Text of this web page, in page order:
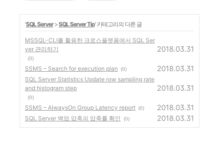
'SQL Server>SQL Server Tip' 카테고리의 다른 글
MSSQL-CLI를 활용한 크로스플랫폼에서 SQL Ser
ver 관리하기
(0)
2018.03.31
SSMS – Search for execution plan (0) 2018.03.31
SQL Server Statistics Update row sampling rate
and histogram step
(0)
2018.03.31
SSMS – AlwaysOn Group Latency report (0) 2018.03.31
SQL Server 백업 압축의 압축률 확인 (0) 2018.03.31